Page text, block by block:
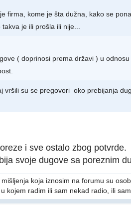
firma, kome je šta dužna, kako se
je ili prošla ili nije...
( doprinosi prema državi ) u
vršili su se pregovori oko prebijanja
i sve ostalo zbog potvrde.
svoje dugove sa poreznim
koja iznosim na forumu su
kojem radim ili sam nekad radio, ili